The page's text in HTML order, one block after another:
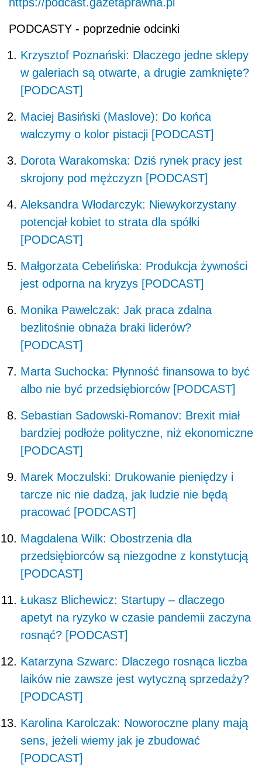
https://podcast.gazetaprawna.pl
PODCASTY - poprzednie odcinki
Krzysztof Poznański: Dlaczego jedne sklepy
w galeriach są otwarte, a drugie zamknięte?
[PODCAST]
Maciej Basiński (Maslove): Do końca
walczymy o kolor pistacji [PODCAST]
Dorota Warakomska: Dziś rynek pracy jest
skrojony pod mężczyzn [PODCAST]
Aleksandra Włodarczyk: Niewykorzystany
potencjał kobiet to strata dla spółki
[PODCAST]
Małgorzata Cebelińska: Produkcja żywności
jest odporna na kryzys [PODCAST]
Monika Pawelczak: Jak praca zdalna
bezlitośnie obnaża braki liderów?
[PODCAST]
Marta Suchocka: Płynność finansowa to być
albo nie być przedsiębiorców [PODCAST]
Sebastian Sadowski-Romanov: Brexit miał
bardziej podłoże polityczne, niż ekonomiczne
[PODCAST]
Marek Moczulski: Drukowanie pieniędzy i
tarcze nic nie dadzą, jak ludzie nie będą
pracować [PODCAST]
Magdalena Wilk: Obostrzenia dla
przedsiębiorców są niezgodne z konstytucją
[PODCAST]
Łukasz Blichewicz: Startupy – dlaczego
apetyt na ryzyko w czasie pandemii zaczyna
rosnąć? [PODCAST]
Katarzyna Szwarc: Dlaczego rosnąca liczba
laików nie zawsze jest wytyczną sprzedaży?
[PODCAST]
Karolina Karolczak: Noworoczne plany mają
sens, jeżeli wiemy jak je zbudować
[PODCAST]